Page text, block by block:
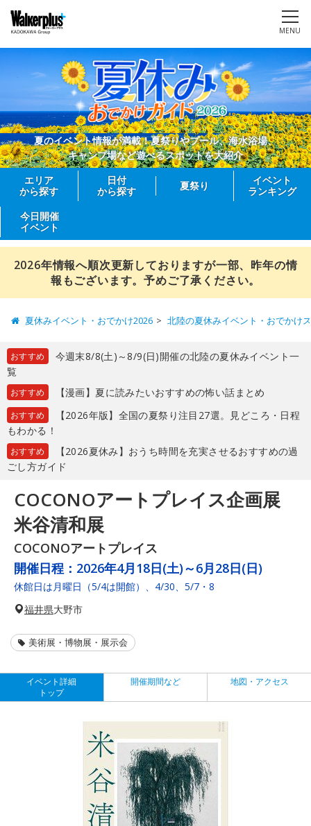
MENU
夏のイベント情報が満載！夏祭りやプール、海水浴場、
キャンプ場など遊べるスポットを大紹介
エリア
から探す
日付
から探す
夏祭り
イベント
ランキング
今日開催
イベント
2026年情報へ順次更新しておりますが一部、昨年の情
報もございます。予めご了承ください。
夏休みイベント・おでかけ2026 北陸の夏休みイベント・おでかけ
おすすめ
今週末8/8(土)～8/9(日)開催の北陸の夏休みイベント一
覧
おすすめ 【漫画】夏に読みたいおすすめの怖い話まとめ
おすすめ
【2026年版】全国の夏祭り注目27選。見どころ・日程
もわかる！
おすすめ
【2026夏休み】おうち時間を充実させるおすすめの過
ごし方ガイド
COCONOアートプレイス企画展
米谷清和展
COCONOアートプレイス
開催日程： 2026年4月18日(土)～6月28日(日)
休館日は月曜日（5/4は開館）、4/30、5/7・8
福井県大野市
美術展・博物展・展示会
イベント詳細
トップ
開催期間など 地図・アクセス